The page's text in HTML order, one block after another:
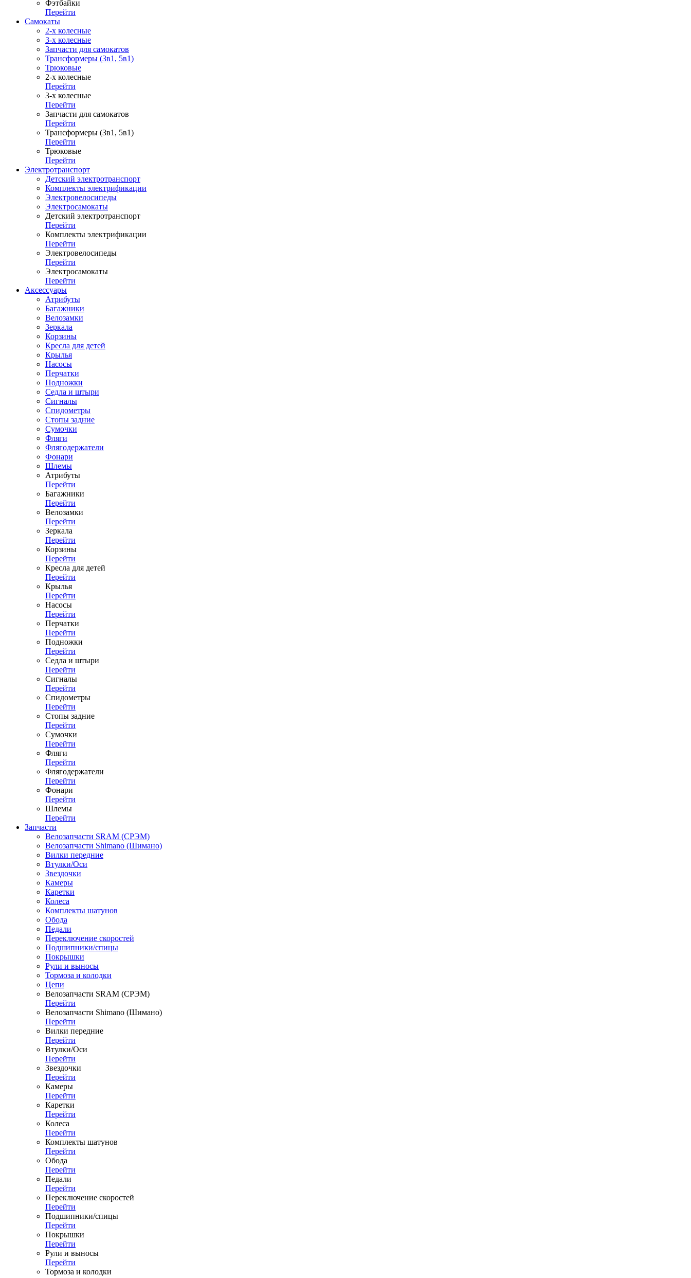
Фэтбайки
Перейти
Самокаты
2-х колесные
3-х колесные
Запчасти для самокатов
Трансформеры (3в1, 5в1)
Трюковые
2-х колесные
Перейти
3-х колесные
Перейти
Запчасти для самокатов
Перейти
Трансформеры (3в1, 5в1)
Перейти
Трюковые
Перейти
Электротранспорт
Детский электротранспорт
Комплекты электрификации
Электровелосипеды
Электросамокаты
Детский электротранспорт
Перейти
Комплекты электрификации
Перейти
Электровелосипеды
Перейти
Электросамокаты
Перейти
Аксессуары
Атрибуты
Багажники
Велозамки
Зеркала
Корзины
Кресла для детей
Крылья
Насосы
Перчатки
Подножки
Седла и штыри
Сигналы
Спидометры
Стопы задние
Сумочки
Фляги
Флягодержатели
Фонари
Шлемы
Атрибуты
Перейти
Багажники
Перейти
Велозамки
Перейти
Зеркала
Перейти
Корзины
Перейти
Кресла для детей
Перейти
Крылья
Перейти
Насосы
Перейти
Перчатки
Перейти
Подножки
Перейти
Седла и штыри
Перейти
Сигналы
Перейти
Спидометры
Перейти
Стопы задние
Перейти
Сумочки
Перейти
Фляги
Перейти
Флягодержатели
Перейти
Фонари
Перейти
Шлемы
Перейти
Запчасти
Велозапчасти SRAM (СРЭМ)
Велозапчасти Shimano (Шимано)
Вилки передние
Втулки/Оси
Звездочки
Камеры
Каретки
Колеса
Комплекты шатунов
Обода
Педали
Переключение скоростей
Подшипники/спицы
Покрышки
Рули и выносы
Тормоза и колодки
Цепи
Велозапчасти SRAM (СРЭМ)
Перейти
Велозапчасти Shimano (Шимано)
Перейти
Вилки передние
Перейти
Втулки/Оси
Перейти
Звездочки
Перейти
Камеры
Перейти
Каретки
Перейти
Колеса
Перейти
Комплекты шатунов
Перейти
Обода
Перейти
Педали
Перейти
Переключение скоростей
Перейти
Подшипники/спицы
Перейти
Покрышки
Перейти
Рули и выносы
Перейти
Тормоза и колодки